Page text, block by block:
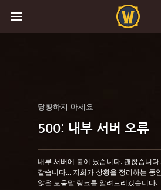
당황하지 마세요.
500: 내부 서버 오류
내부 서버에 불이 났습니다. 괜찮습니다
같습니다... 저희가 상황을 정리하는 동
않은 도움말 링크를 알려드리겠습니다.